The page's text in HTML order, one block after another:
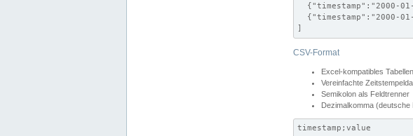
{"timestamp":"2000-
{"timestamp":"2000-
]
CSV-Format
Excel-kompatibles
Vereinfachte
Semikolon als Feldtrenner
Dezimalkomma (deutsche
timestamp;value